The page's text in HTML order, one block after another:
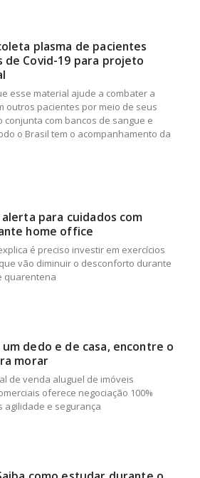
plasma de pacientes
de Covid-19 para projeto
esse material ajude a combater a
outros pacientes por meio de seus
conjunta com bancos de sangue e
o Brasil tem o acompanhamento da
para cuidados com
home office
é preciso investir em exercícios
vão diminuir o desconforto durante
quarentena
dedo e de casa, encontre o
morar
de venda aluguel de imóveis
oferece negociação 100%
agilidade e segurança